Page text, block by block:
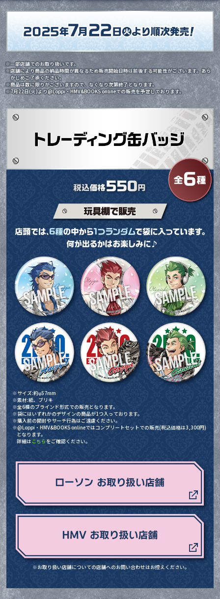
※一部店舗でのお取り扱いです。
※店舗により商品の納品時間が異なるため販売開始日時は前後する可能性がございます。あら
かじめご了承ください。
※商品は数に限りがございますので、なくなり次第終了となります。
※7月22日(火)より@Loppi・HMV&BOOKS onlineでの販売を予定しております。
※サイズ:約φ57mm
※素材:紙、ブリキ
※全6種のブラインド形式での販売となります。
※袋にはいずれかのデザインの商品が1つ入っております。
※購入前の開封やサーチ行為はご遠慮ください。
※@Loppi・HMV&BOOKS onlineではコンプリートセットでの販売(税込価格は3,300円)
となります。
詳細は こちら をご確認ください。
※お取り扱い店舗についての店舗へのお問い合わせはお控えください｡